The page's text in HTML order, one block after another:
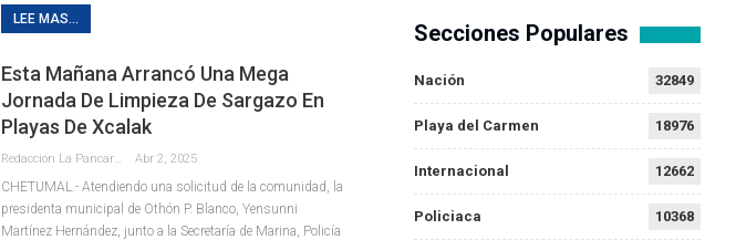
LEE MAS...
Esta Mañana Arrancó Una Mega
Jornada De Limpieza De Sargazo En
Playas De Xcalak
Abr 2, 2025
CHETUMAL.- Atendiendo una solicitud de la comunidad, la
presidenta municipal de Othón P. Blanco, Yensunni
Martínez Hernández, junto a la Secretaría de Marina, Policía
Secciones Populares
Nación 32849
Playa del Carmen 18976
Internacional 12662
Policiaca 10368